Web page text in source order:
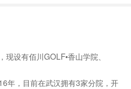
设有佰川GOLF•香山学院、
年，目前在武汉拥有3家分院，开